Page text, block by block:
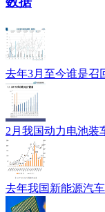
去年3月至今谁是召
2月我国动力电池装
去年我国新能源汽